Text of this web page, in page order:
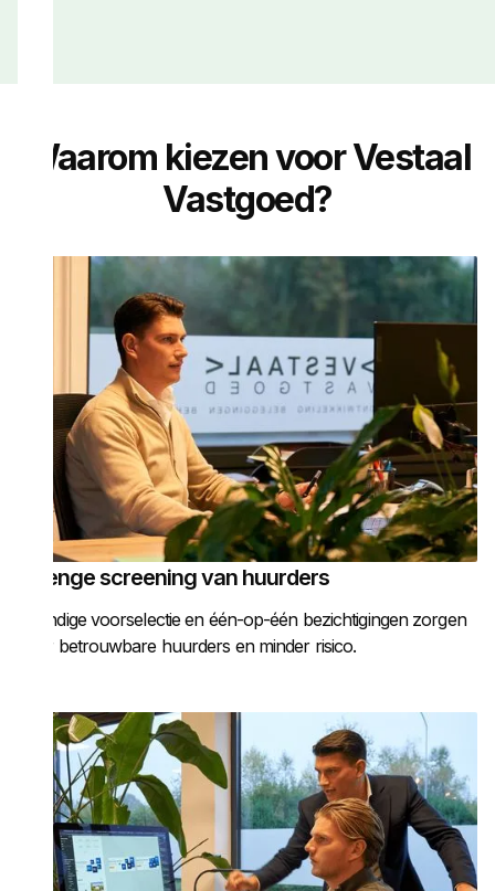
Waarom kiezen voor Vestaal
Vastgoed?
Strenge screening van huurders
Grondige voorselectie en één-op-één bezichtigingen zorgen
voor betrouwbare huurders en minder risico.